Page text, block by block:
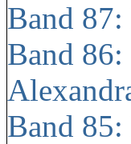
Band
Band 86:
Band